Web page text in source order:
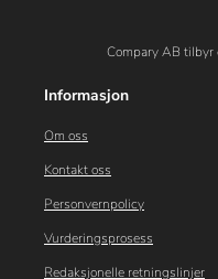
Compary AB tilbyr
Informasjon
Om oss
Kontakt oss
Personvernpolicy
Vurderingsprosess
Redaksjonelle retningslinjer